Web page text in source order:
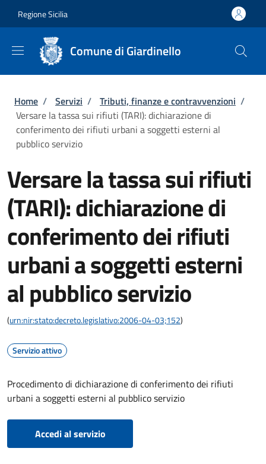
Regione Sicilia
Comune di Giardinello
Briciole di pane
Home / Servizi / Tributi, finanze e contravvenzioni /
Versare la tassa sui rifiuti (TARI): dichiarazione di
conferimento dei rifiuti urbani a soggetti esterni al
pubblico servizio
Versare la tassa sui rifiuti
(TARI): dichiarazione di
conferimento dei rifiuti
urbani a soggetti esterni
al pubblico servizio
(urn:nir:stato:decreto.legislativo:2006-04-03;152)
Servizio attivo
Procedimento di dichiarazione di conferimento dei rifiuti
urbani a soggetti esterni al pubblico servizio
Accedi al servizio